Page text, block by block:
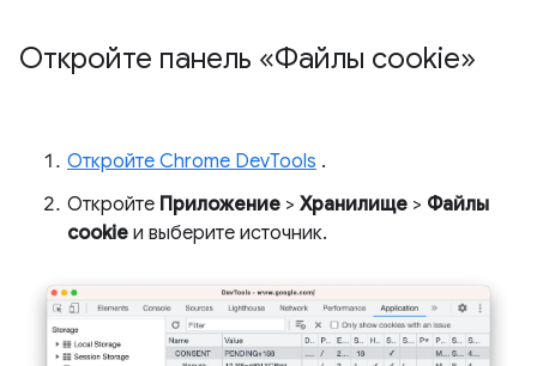
Откройте панель «Файлы cookie»
Откройте Chrome DevTools .
Откройте Приложение > Хранилище > Файлы
cookie и выберите источник.